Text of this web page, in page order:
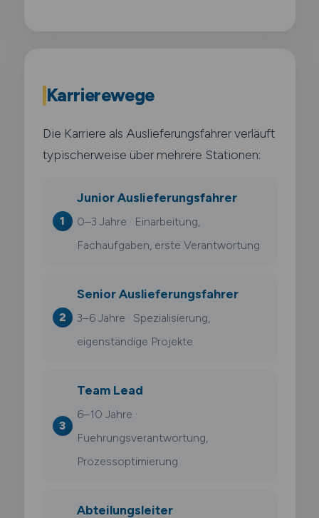
Karrierewege
Die Karriere als Auslieferungsfahrer verläuft
typischerweise über mehrere Stationen:
Junior Auslieferungsfahrer
0–3 Jahre · Einarbeitung,
Fachaufgaben, erste Verantwortung
Senior Auslieferungsfahrer
3–6 Jahre · Spezialisierung,
eigenständige Projekte
Team Lead
6–10 Jahre ·
Fuehrungsverantwortung,
Prozessoptimierung
Abteilungsleiter